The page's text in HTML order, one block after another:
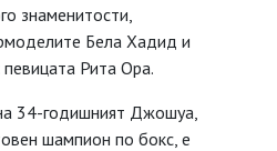
знаменитости,
Бела Хадид и
Рита Ора.
34-годишният Джошуа,
шампион по бокс, е